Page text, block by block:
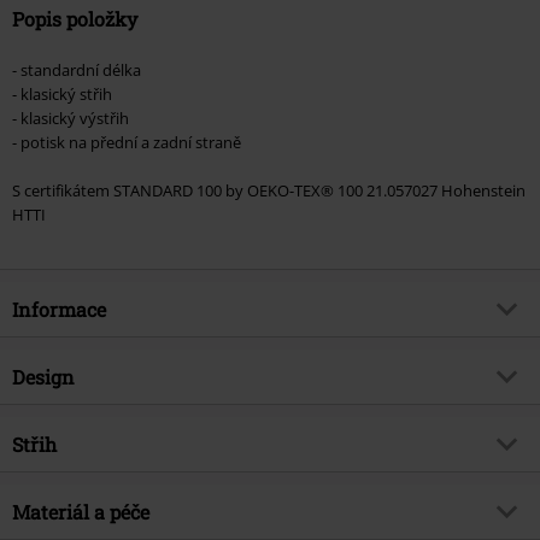
Popis položky
- standardní délka
- klasický střih
- klasický výstřih
- potisk na přední a zadní straně
S certifikátem STANDARD 100 by OEKO-TEX® 100 21.057027 Hohenstein
HTTI
Informace
Zboží č.
Hudební žánr
Licence
Design
Typ výrobku
Vytištěno
Střih
Střih/vrchní díl
Materiál a péče